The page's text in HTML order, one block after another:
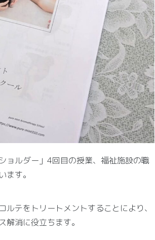
ョルダー」4回目の授業、福祉施設の職
す。
テをトリートメントすることにより、
消に役立ちます。